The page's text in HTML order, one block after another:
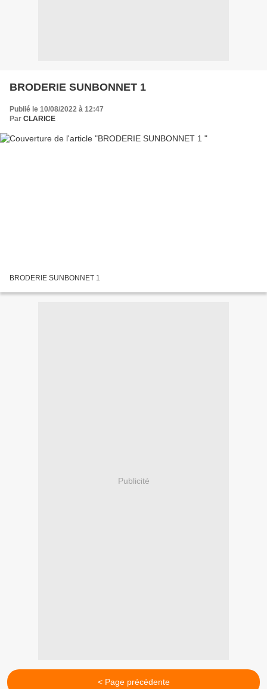
BRODERIE SUNBONNET 1
Publié le 10/08/2022 à 12:47
Par CLARICE
BRODERIE SUNBONNET 1
Publicité
< Page précédente